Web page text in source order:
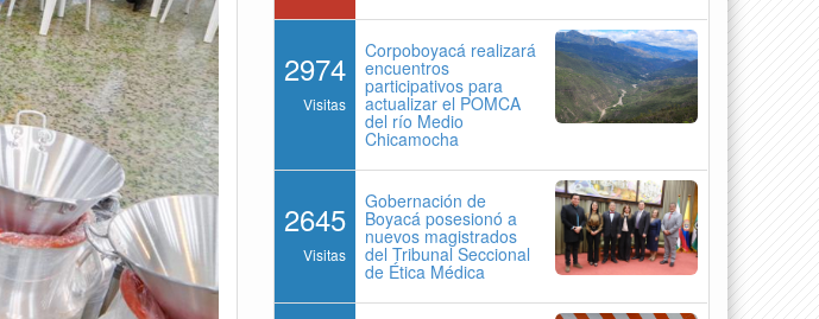
2974
Visitas
Corpoboyacá realizará
encuentros
participativos para
actualizar el POMCA
del río Medio
Chicamocha
2645
Visitas
Gobernación de
Boyacá posesionó a
nuevos magistrados
del Tribunal Seccional
de Ética Médica